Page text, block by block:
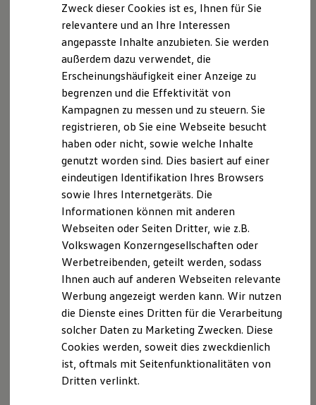
Kaufoptionen
E-Auto-Förderung
Software und Konnektivität
Die ID. Software 6
ID. Software Versionen und Updates
Digitale Extras
Schnittstellen zu Ihrem ID.
Hybridautos
Marke und Erlebnis
Volkswagen R und R Experience
R-Modelle
R Experience
Driving Experience
Volkswagen entdecken
Werkbesichtigung
Lifestyle Shop
T-Roc Kollektion
Golf Kollektion
ID. Kollektion
Volkswagen Kollektion
R-Kollektion
GTI Kollektion
Fußball Drop
we drive football
#wedriveproud
Besitzer und Service
Software Updates
Service und Ersatzteile
Der T-Cross
Wendig, flexibel, vielseitig. Entdecken Sie den
T‑Cross.
Mehr zum T-Cross erfahren
Zweck dieser Cookies ist es, Ihnen für Sie
relevantere und an Ihre Interessen
angepasste Inhalte anzubieten. Sie werden
außerdem dazu verwendet, die
Erscheinungshäufigkeit einer Anzeige zu
begrenzen und die Effektivität von
Kampagnen zu messen und zu steuern. Sie
registrieren, ob Sie eine Webseite besucht
haben oder nicht, sowie welche Inhalte
genutzt worden sind. Dies basiert auf einer
eindeutigen Identifikation Ihres Browsers
sowie Ihres Internetgeräts. Die
Informationen können mit anderen
Webseiten oder Seiten Dritter, wie z.B.
Volkswagen Konzerngesellschaften oder
Werbetreibenden, geteilt werden, sodass
Ihnen auch auf anderen Webseiten relevante
Werbung angezeigt werden kann. Wir nutzen
die Dienste eines Dritten für die Verarbeitung
solcher Daten zu Marketing Zwecken. Diese
Cookies werden, soweit dies zweckdienlich
ist, oftmals mit Seitenfunktionalitäten von
Dritten verlinkt.